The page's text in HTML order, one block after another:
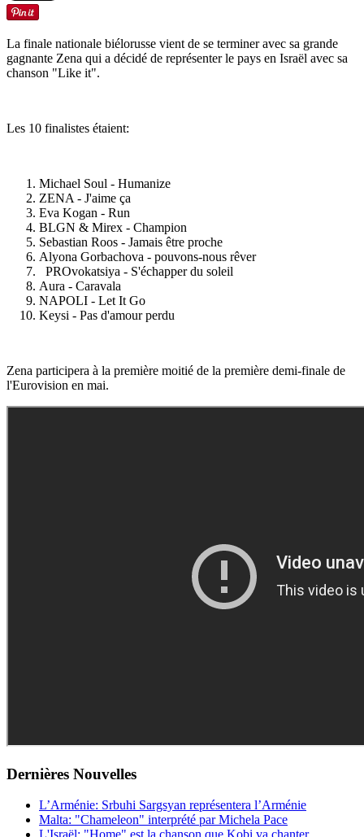
La finale nationale biélorusse vient de se terminer avec sa grande
gagnante Zena qui a décidé de représenter le pays en Israël avec sa
chanson "Like it".
Les 10 finalistes étaient:
Michael Soul - Humanize
ZENA - J'aime ça
Eva Kogan - Run
BLGN & Mirex - Champion
Sebastian Roos - Jamais être proche
Alyona Gorbachova - pouvons-nous rêver
PROvokatsiya - S'échapper du soleil
Aura - Caravala
NAPOLI - Let It Go
Keysi - Pas d'amour perdu
Zena participera à la première moitié de la première demi-finale de
l'Eurovision en mai.
Dernières Νouvelles
L’Arménie: Srbuhi Sargsyan représentera l’Arménie
Malta: "Chameleon" interprété par Michela Pace